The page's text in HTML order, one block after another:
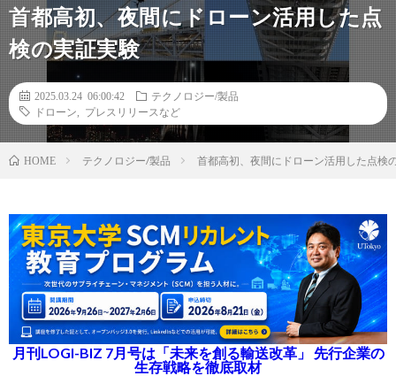
首都高初、夜間にドローン活用した点
検の実証実験
2025.03.24 06:00:42
テクノロジー/製品
ドローン
プレスリリースなど
HOME テクノロジー/製品 首都高初、夜間にドローン活用した点検
月刊LOGI-BIZ 7月号は「未来を創る輸送改革」 先行企業の
生存戦略を徹底取材